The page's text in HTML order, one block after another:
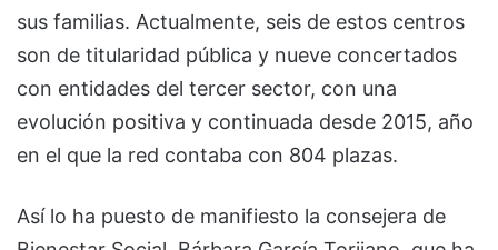
sus familias. Actualmente, seis de estos centros
son de titularidad pública y nueve concertados
con entidades del tercer sector, con una
evolución positiva y continuada desde 2015, año
en el que la red contaba con 804 plazas.
Así lo ha puesto de manifiesto la consejera de